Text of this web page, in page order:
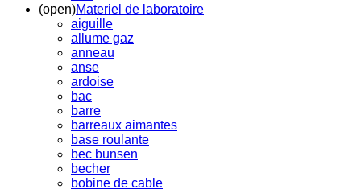
(open)Materiel de laboratoire
aiguille
allume gaz
anneau
anse
ardoise
bac
barre
barreaux aimantes
base roulante
bec bunsen
becher
bobine de cable